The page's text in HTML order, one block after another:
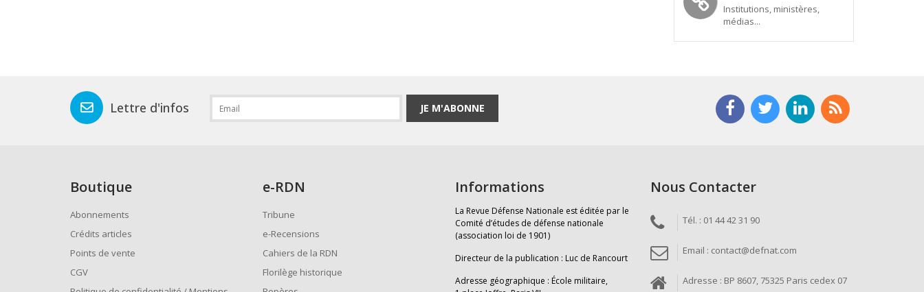
Institutions, ministères,
médias...
Lettre d'infos JE M'ABONNE
Boutique
Abonnements
Crédits articles
Points de vente
CGV
e-RDN
Tribune
e-Recensions
Cahiers de la RDN
Florilège historique
Informations
La Revue Défense Nationale est éditée par le
Comité d’études de défense nationale
(association loi de 1901)
Directeur de la publication : Luc de Rancourt
Adresse géographique : École militaire,
Nous Contacter
Tél. : 01 44 42 31 90
Email : contact@defnat.com
Adresse : BP 8607, 75325 Paris cedex 07